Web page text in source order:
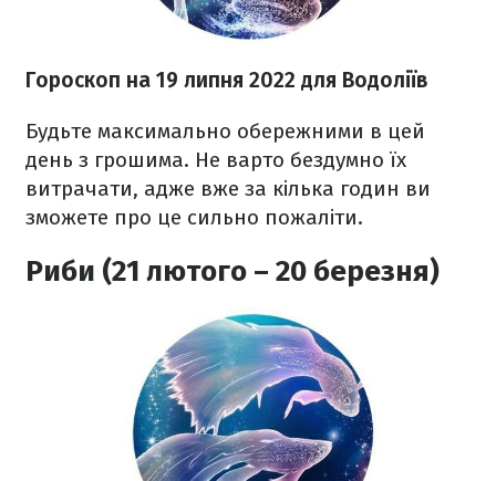
Гороскоп на 19 липня 2022 для Водоліїв
Будьте максимально обережними в цей
день з грошима. Не варто бездумно їх
витрачати, адже вже за кілька годин ви
зможете про це сильно пожаліти.
Риби (21 лютого – 20 березня)